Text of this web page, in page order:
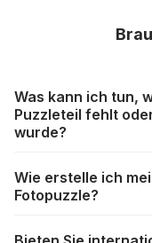
Was kann ich tun,
Puzzleteil fehlt
wurde?
aber trotzdem kann
werden oder verloren
https://www.puzzle.de/
Wie erstelle ich
Fotopuzzle?